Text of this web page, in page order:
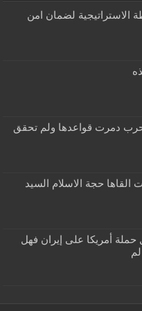
الاستراتيجية لضمان امن
دمرت قواعدها ولم تحقق
حجة الاسلام السيد
أمريكا على إيران فهل